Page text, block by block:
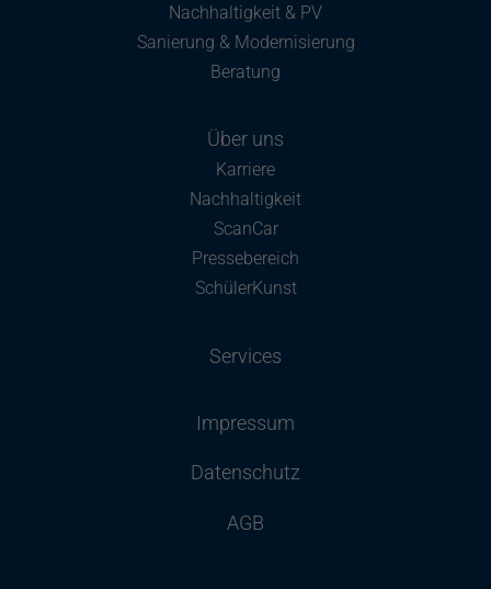
Nachhaltigkeit & PV
Sanierung & Modernisierung
Beratung
Über uns
Karriere
Nachhaltigkeit
ScanCar
Pressebereich
SchülerKunst
Services
Impressum
Datenschutz
AGB